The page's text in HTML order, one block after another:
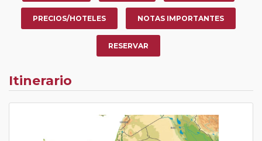
PRECIOS/HOTELES NOTAS IMPORTANTES
RESERVAR
Itinerario